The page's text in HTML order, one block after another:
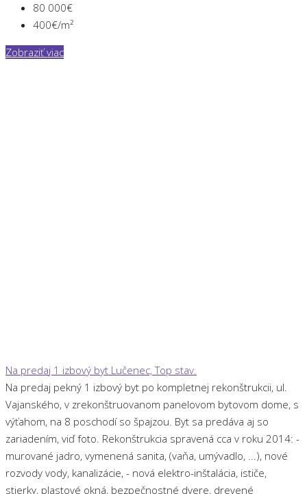
80 000€
400€/m²
Zobraziť viac
Na predaj 1 izbový byt Lučenec, Top stav.
Na predaj pekný 1 izbový byt po kompletnej rekonštrukcii, ul.
Vajanského, v zrekonštruovanom panelovom bytovom dome, s
výťahom, na 8 poschodí so špajzou. Byt sa predáva aj so
zariadením, viď foto. Rekonštrukcia spravená cca v roku 2014: -
murované jadro, vymenená sanita, (vaňa, umývadlo, ...), nové
rozvody vody, kanalizácie, - nová elektro-inštalácia, ističe,
stierky, plastové okná, bezpečnostné dvere, drevené